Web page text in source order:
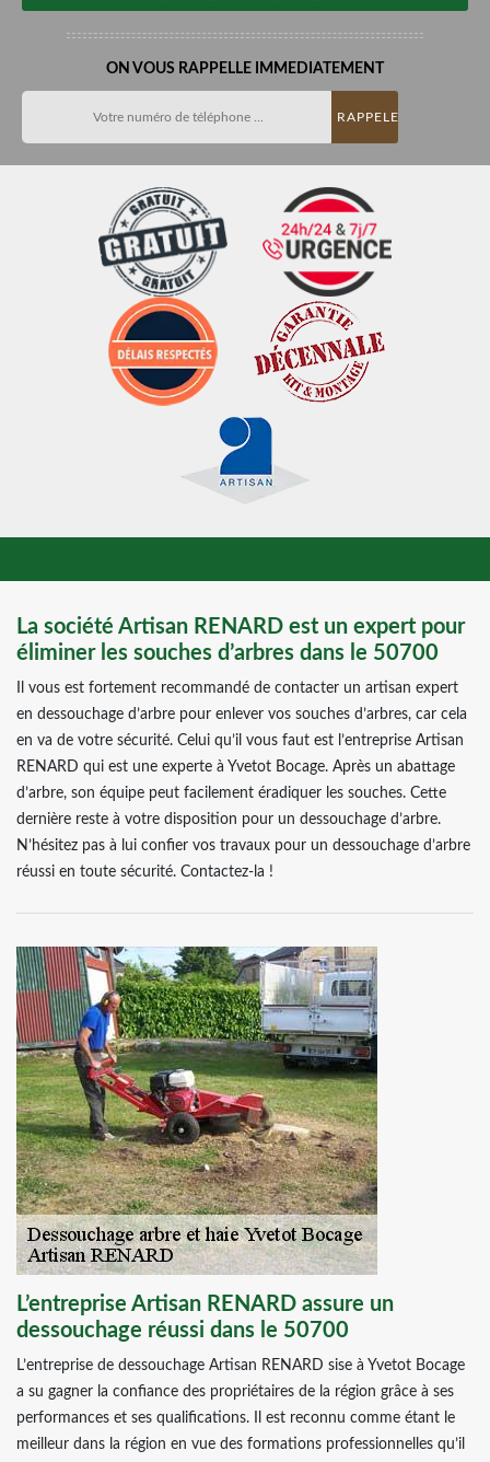
ON VOUS RAPPELLE IMMEDIATEMENT
La société Artisan RENARD est un expert pour
éliminer les souches d’arbres dans le 50700
Il vous est fortement recommandé de contacter un artisan expert
en dessouchage d’arbre pour enlever vos souches d’arbres, car cela
en va de votre sécurité. Celui qu’il vous faut est l’entreprise Artisan
RENARD qui est une experte à Yvetot Bocage. Après un abattage
d’arbre, son équipe peut facilement éradiquer les souches. Cette
dernière reste à votre disposition pour un dessouchage d’arbre.
N’hésitez pas à lui confier vos travaux pour un dessouchage d’arbre
réussi en toute sécurité. Contactez-la !
L’entreprise Artisan RENARD assure un
dessouchage réussi dans le 50700
L’entreprise de dessouchage Artisan RENARD sise à Yvetot Bocage
a su gagner la confiance des propriétaires de la région grâce à ses
performances et ses qualifications. Il est reconnu comme étant le
meilleur dans la région en vue des formations professionnelles qu’il